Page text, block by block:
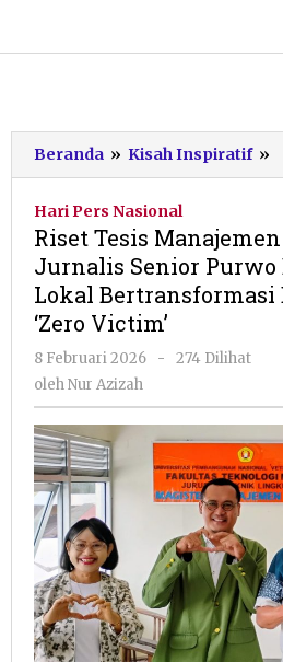
konten
Beranda » Kisah Inspiratif »
Hari Pers Nasional
Riset Tesis
Jurnalis Senior Purwo
Lokal Bertransformasi
‘Zero Victim’
8 Februari 2026
oleh
-
274 Dilihat
olehNur Azizah